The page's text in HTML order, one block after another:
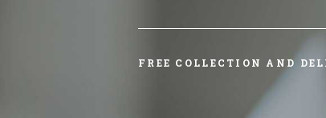
FREE COLLECTION AND